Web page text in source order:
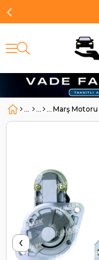
Marş Motoru
‹